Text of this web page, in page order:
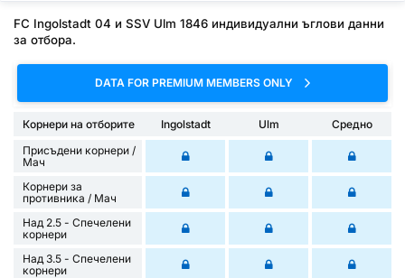
FC Ingolstadt 04 и SSV Ulm 1846 индивидуални ъглови данни
за отбора.
DATA FOR PREMIUM MEMBERS ONLY
Корнери на отборите Ingolstadt Ulm
Средно
Присъдени корнери /
Mач
Корнери за
противника / Мач
Над 2.5 - Спечелени
корнери
Над 3.5 - Спечелени
корнери